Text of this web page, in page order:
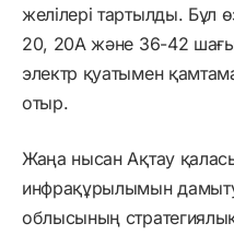
желілері тартылды. Бұл
20, 20А және 36-42
электр қуатымен
отыр.
Жаңа нысан Ақтау
инфрақұрылымын
облысының